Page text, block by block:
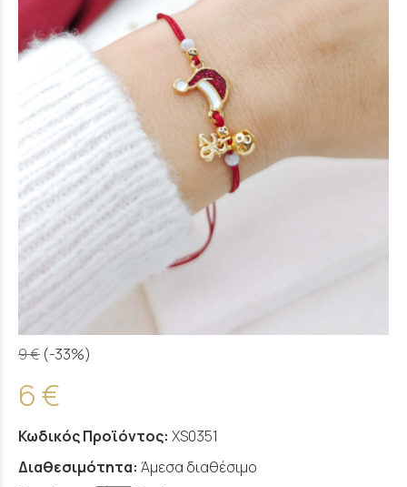
9 € (-33%)
6 €
Κωδικός Προϊόντος: XS0351
Διαθεσιμότητα: Άμεσα διαθέσιμο